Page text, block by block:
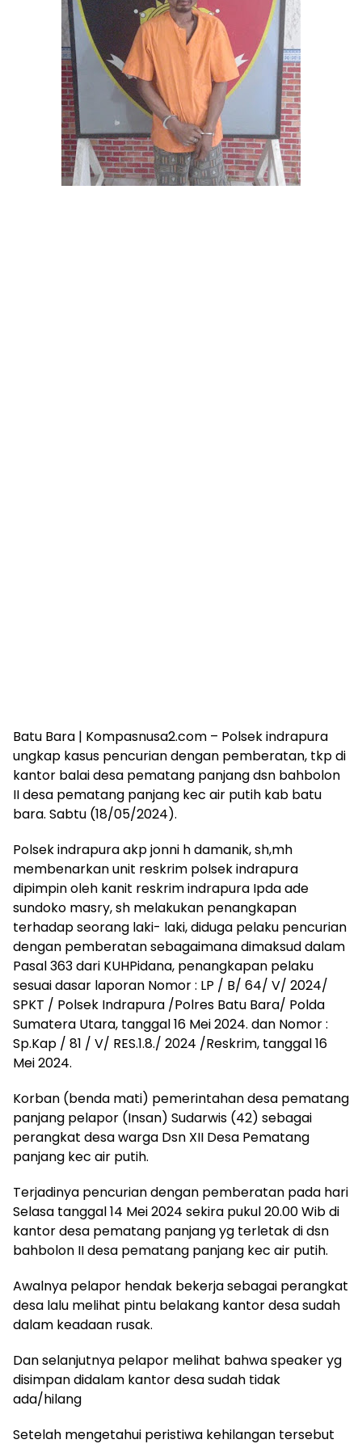
Batu Bara | Kompasnusa2.com – Polsek indrapura
ungkap kasus pencurian dengan pemberatan, tkp di
kantor balai desa pematang panjang dsn bahbolon
II desa pematang panjang kec air putih kab batu
bara. Sabtu (18/05/2024).
Polsek indrapura akp jonni h damanik, sh,mh
membenarkan unit reskrim polsek indrapura
dipimpin oleh kanit reskrim indrapura Ipda ade
sundoko masry, sh melakukan penangkapan
terhadap seorang laki- laki, diduga pelaku pencurian
dengan pemberatan sebagaimana dimaksud dalam
Pasal 363 dari KUHPidana, penangkapan pelaku
sesuai dasar laporan Nomor : LP / B/ 64/ V/ 2024/
SPKT / Polsek Indrapura /Polres Batu Bara/ Polda
Sumatera Utara, tanggal 16 Mei 2024. dan Nomor :
Sp.Kap / 81 / V/ RES.1.8./ 2024 /Reskrim, tanggal 16
Mei 2024.
Korban (benda mati) pemerintahan desa pematang
panjang pelapor (Insan) Sudarwis (42) sebagai
perangkat desa warga Dsn XII Desa Pematang
panjang kec air putih.
Terjadinya pencurian dengan pemberatan pada hari
Selasa tanggal 14 Mei 2024 sekira pukul 20.00 Wib di
kantor desa pematang panjang yg terletak di dsn
bahbolon II desa pematang panjang kec air putih.
Awalnya pelapor hendak bekerja sebagai perangkat
desa lalu melihat pintu belakang kantor desa sudah
dalam keadaan rusak.
Dan selanjutnya pelapor melihat bahwa speaker yg
disimpan didalam kantor desa sudah tidak
ada/hilang
Setelah mengetahui peristiwa kehilangan tersebut